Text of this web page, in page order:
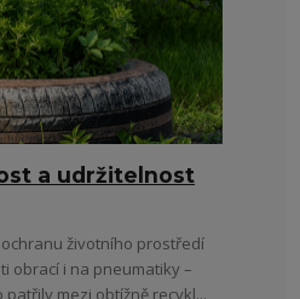
a udržitelnost
životního prostředí
obrací i na pneumatiky –
mezi obtížně recykl...